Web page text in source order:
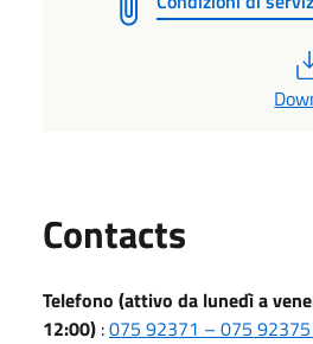
Contacts
Telefono (attivo da lunedì a
12:00) :075 92371 – 075